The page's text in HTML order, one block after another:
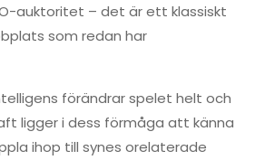
auktoritet – det är ett klassiskt
som redan har
förändrar spelet helt och
ligger i dess förmåga att känna
ihop till synes orelaterade